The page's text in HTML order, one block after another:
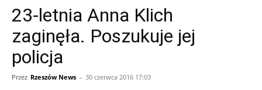
23-letnia Anna Klich
zaginęła. Poszukuje jej
policja
Przez Rzeszów News - 30 czerwca 2016 17:03